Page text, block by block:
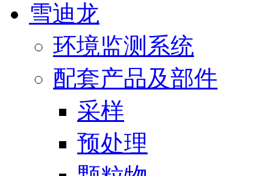
雪迪龙
环境监测系统
配套产品及部件
采样
预处理